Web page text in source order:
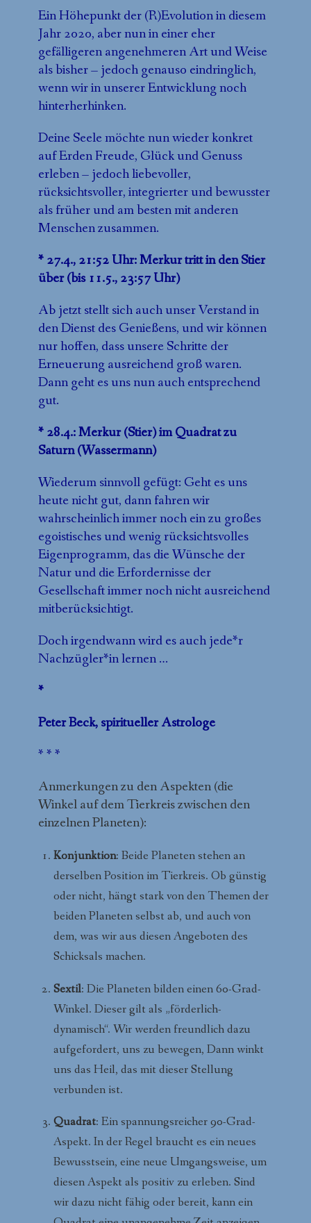
Ein Höhepunkt der (R)Evolution in diesem
Jahr 2020, aber nun in einer eher
gefälligeren angenehmeren Art und Weise
als bisher – jedoch genauso eindringlich,
wenn wir in unserer Entwicklung noch
hinterherhinken.
Deine Seele möchte nun wieder konkret
auf Erden Freude, Glück und Genuss
erleben – jedoch liebevoller,
rücksichtsvoller, integrierter und bewusster
als früher und am besten mit anderen
Menschen zusammen.
* 27.4., 21:52 Uhr: Merkur tritt in den Stier
über (bis 11.5., 23:57 Uhr)
Ab jetzt stellt sich auch unser Verstand in
den Dienst des Genießens, und wir können
nur hoffen, dass unsere Schritte der
Erneuerung ausreichend groß waren.
Dann geht es uns nun auch entsprechend
gut.
* 28.4.: Merkur (Stier) im Quadrat zu
Saturn (Wassermann)
Wiederum sinnvoll gefügt: Geht es uns
heute nicht gut, dann fahren wir
wahrscheinlich immer noch ein zu großes
egoistisches und wenig rücksichtsvolles
Eigenprogramm, das die Wünsche der
Natur und die Erfordernisse der
Gesellschaft immer noch nicht ausreichend
mitberücksichtigt.
Doch irgendwann wird es auch jede*r
Nachzügler*in lernen …
*
Peter Beck, spiritueller Astrologe
* * *
Anmerkungen zu den Aspekten (die
Winkel auf dem Tierkreis zwischen den
einzelnen Planeten):
Konjunktion: Beide Planeten stehen an
derselben Position im Tierkreis. Ob günstig
oder nicht, hängt stark von den Themen der
beiden Planeten selbst ab, und auch von
dem, was wir aus diesen Angeboten des
Schicksals machen.
Sextil: Die Planeten bilden einen 60-Grad-
Winkel. Dieser gilt als „förderlich-
dynamisch“. Wir werden freundlich dazu
aufgefordert, uns zu bewegen, Dann winkt
uns das Heil, das mit dieser Stellung
verbunden ist.
Quadrat: Ein spannungsreicher 90-Grad-
Aspekt. In der Regel braucht es ein neues
Bewusstsein, eine neue Umgangsweise, um
diesen Aspekt als positiv zu erleben. Sind
wir dazu nicht fähig oder bereit, kann ein